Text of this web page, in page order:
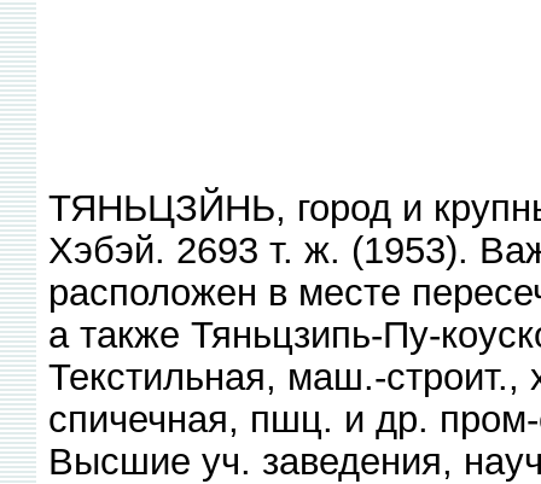
ТЯНЬЦЗЙНЬ, город и
Хэбэй. 2693 т. ж. (1953).
расположен в месте
а также Тяньцзипь-Пу-
Текстильная, маш.-
спичечная, пшц. и др.
Высшие уч. заведения,